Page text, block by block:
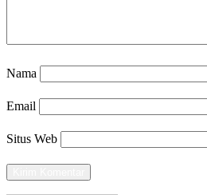
Nama
Email
Situs Web